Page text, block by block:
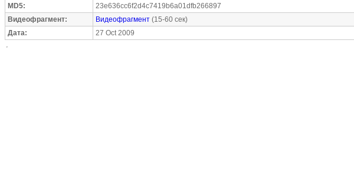
MD5:
23e636cc6f2d4c7419b6a01dfb266897
Видеофрагмент:
Видеофрагмент (15-60 сек)
Дата:
27 Oct 2009